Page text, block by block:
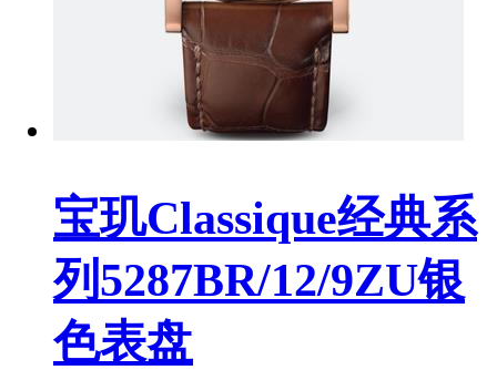
宝玑Classique经典系
列5287BR/12/9ZU银
色表盘